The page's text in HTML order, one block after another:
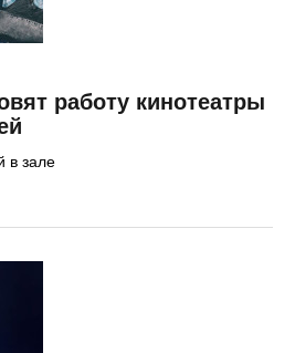
работу кинотеатры
в зале